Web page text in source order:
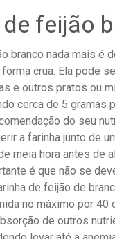
de feijão
branco nada mais é
crua. Ela pode
e outros pratos ou
cerca de 5 gramas
do seu
a farinha junto de
meia hora antes de
é que não se
de feijão de
no máximo por 40
de outros